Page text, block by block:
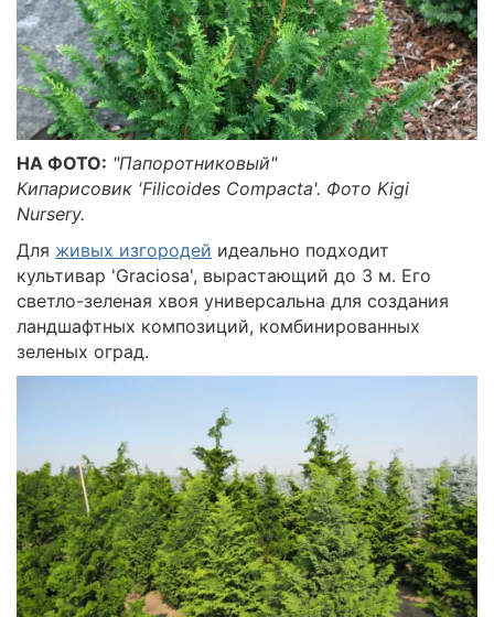
НА ФОТО: "Папоротниковый"
Кипарисовик 'Filicoides Сompacta'. Фото Kigi
Nursery.
Для живых изгородей идеально подходит
культивар 'Graciosa', вырастающий до 3 м. Его
светло-зеленая хвоя универсальна для создания
ландшафтных композиций, комбинированных
зеленых оград.